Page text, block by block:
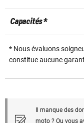
Capacités *
* Nous évaluons
constitue aucune
Il manque des
moto ? Ou vous